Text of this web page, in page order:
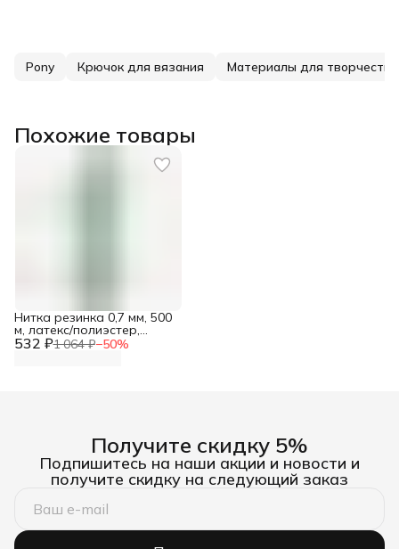
Pony Крючок для вязания Материалы для творчества
Похожие товары
532 ₽1 064 ₽−50%
Нитка резинка 0,7 мм, 500
м, латекс/полиэстер,
Айрис
Получите скидку 5%
Подпишитесь на наши акции и новости и
получите скидку на следующий заказ